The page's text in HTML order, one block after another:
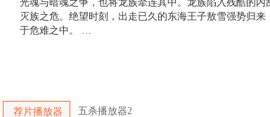
光魂与暗魂之争，也将龙族牵连其中。龙族陷入残酷的内
灭族之危。绝望时刻，出走已久的东海王子敖雪强势归来
于危难之中。 …
荐片播放器 五杀播放器2